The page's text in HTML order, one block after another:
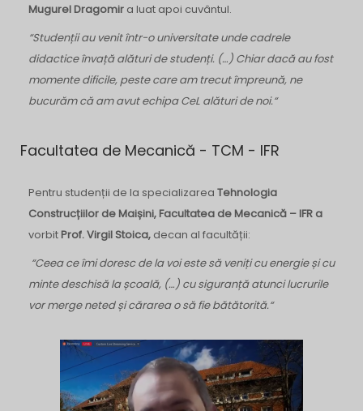
Mugurel Dragomir a luat apoi cuvântul.
“Studenții au venit într-o universitate unde cadrele
didactice învață alături de studenți. (…) Chiar dacă au fost
momente dificile, peste care am trecut împreună, ne
bucurăm că am avut echipa CeL alături de noi.“
Facultatea de Mecanică - TCM - IFR
Pentru studenții de la specializarea Tehnologia
Construcțiilor de Maișini, Facultatea de Mecanică – IFR a
vorbit Prof. Virgil Stoica, decan al facultății:
“Ceea ce îmi doresc de la voi este să veniți cu energie și cu
minte deschisă la școală, (…) cu siguranță atunci lucrurile
vor merge neted și cărarea o să fie bătătorită.“